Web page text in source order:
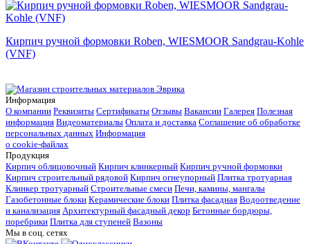
Кирпич ручной формовки Roben, WIESMOOR Sandgrau-Kohle
(VNF)
Информация
О компании Реквизиты Сертификаты Отзывы Вакансии Галерея Полезная
информация Видеоматериалы Оплата и доставка Соглашение об обработке
персональных данных Информация
о cookie-файлах
Продукция
Кирпич облицовочный Кирпич клинкерный Кирпич ручной формовки
Кирпич строительный рядовой Кирпич огнеупорный Плитка тротуарная
Клинкер тротуарный Строительные смеси Печи, камины, мангалы
Газобетонные блоки Керамические блоки Плитка фасадная Водоотведение
и канализация Архитектурный фасадный декор Бетонные бордюры,
поребрики Плитка для ступеней Вазоны
Мы в соц. сетях